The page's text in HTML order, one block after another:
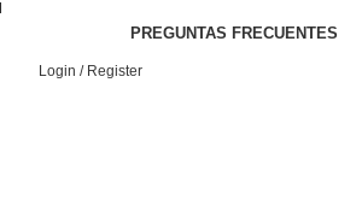
PREGUNTAS FRECUENTES
Login / Register